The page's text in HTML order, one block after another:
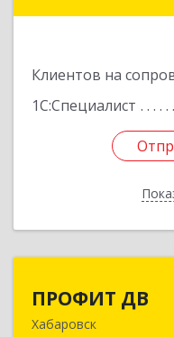
Клиентов на
1С:Специалист
ПРОФИТ ДВ
Хабаровск680000,